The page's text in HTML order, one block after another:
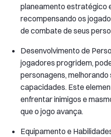
planeamento estratégico
recompensando os
de combate de seus
Desenvolvimento de
jogadores progridem,
personagens, melhorando
capacidades. Este
enfrentar inimigos e
que o jogo avança.
Equipamento e